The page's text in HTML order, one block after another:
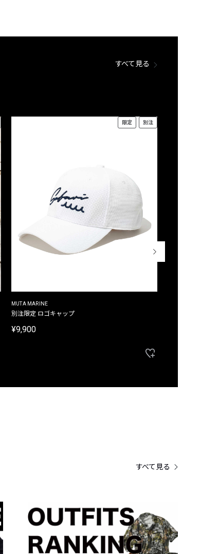
すべて見る
限定 別注
MUTA MARINE
別注限定 ロゴキャップ
¥9,900
すべて見る